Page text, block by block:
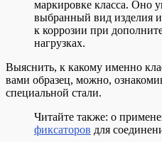
маркировке класса. Оно
выбранный вид изделия
к коррозии при
нагрузках.
Выяснить, к какому именно
вами образец, можно,
специальной стали.
Читайте также: о
фиксаторов для